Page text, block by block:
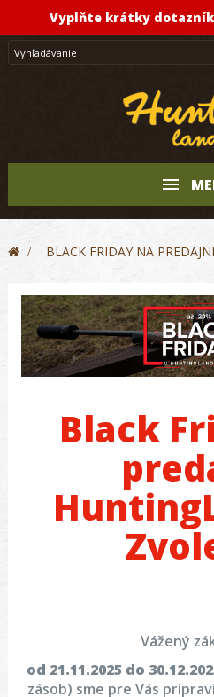
Vyplňte krátky
> BLACK FRIDAY NA
Black
Vážený
od 21.11.2025 do
zásob) sme pre Vás